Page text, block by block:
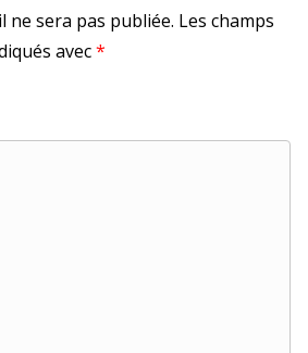
ne sera pas publiée. Les champs
avec*